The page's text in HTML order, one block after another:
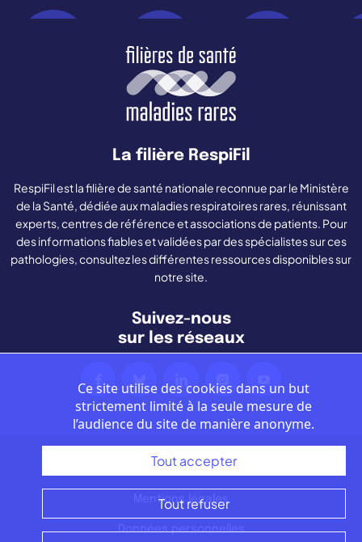
La filière RespiFil
RespiFil est la filière de santé nationale reconnue par le Ministère
de la Santé, dédiée aux maladies respiratoires rares, réunissant
experts, centres de référence et associations de patients. Pour
des informations fiables et validées par des spécialistes sur ces
pathologies, consultez les différentes ressources disponibles sur
notre site.
Suivez-nous
sur les réseaux
Nous contacter
Mentions légales
Données personnelles
Ce site utilise des cookies dans un but
strictement limité à la seule mesure de
l’audience du site de manière anonyme.
Tout accepter
Tout refuser